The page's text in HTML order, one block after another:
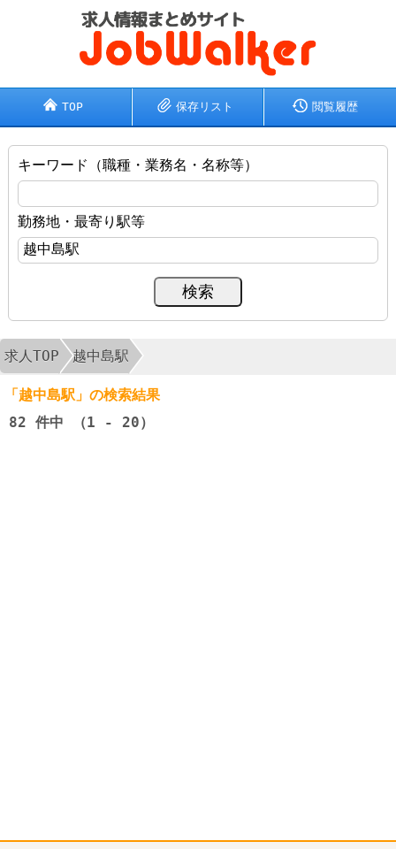
TOP 保存リスト 閲覧履歴
キーワード（職種・業務名・名称等）
勤務地・最寄り駅等
求人TOP 越中島駅
「越中島駅」の検索結果
82 件中 （1 - 20）